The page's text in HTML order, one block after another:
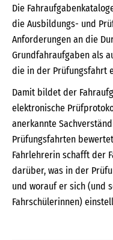
Die
die Ausbildungs- und
Anforderungen an die
Grundfahraufgaben als
die in der Prüfungsfahrt
Damit bildet der
elektronische
anerkannte
Prüfungsfahrten
Fahrlehrerin schafft der
darüber, was in der
und worauf er sich (und
Fahrschülerinnen)